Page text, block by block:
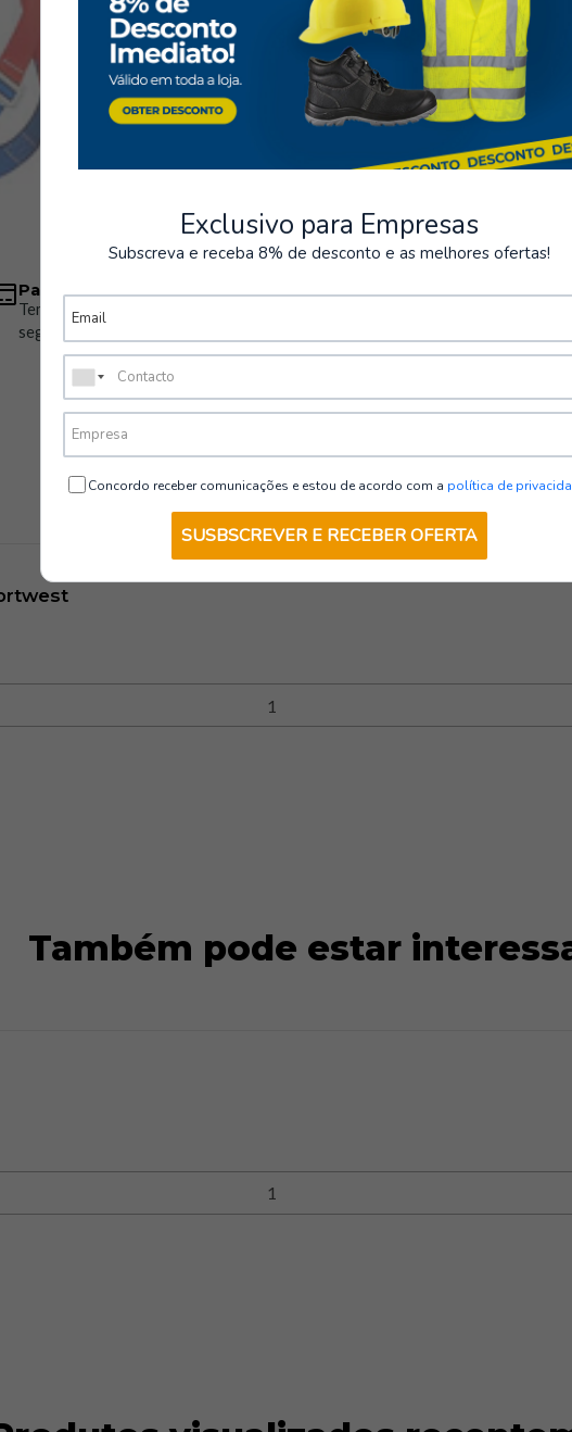
Pagamentos Seguros
Temos vários métodos de pagamento
seguros
Armazém
Trabalhos em Altura
Também pode estar
Exclusivo para Empresas
Subscreva e receba 8% de desconto e as melhores ofertas!
Concordo receber comunicações e estou de acordo com a política de
SUSBSCREVER E RECEBER OFERTA